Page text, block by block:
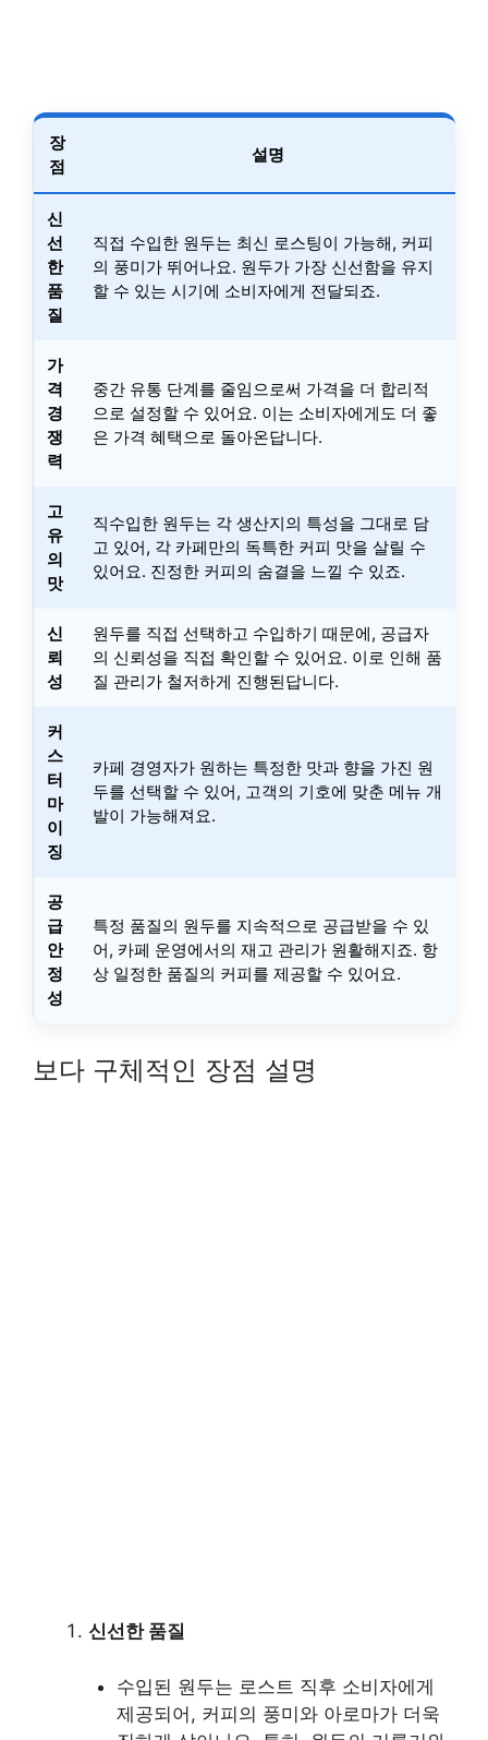
장
점
설명
신
선
한
품
질
직접 수입한 원두는 최신 로스팅이 가능해, 커피
의 풍미가 뛰어나요. 원두가 가장 신선함을 유지
할 수 있는 시기에 소비자에게 전달되죠.
가
격
경
쟁
력
중간 유통 단계를 줄임으로써 가격을 더 합리적
으로 설정할 수 있어요. 이는 소비자에게도 더 좋
은 가격 혜택으로 돌아온답니다.
고
유
의
맛
직수입한 원두는 각 생산지의 특성을 그대로 담
고 있어, 각 카페만의 독특한 커피 맛을 살릴 수
있어요. 진정한 커피의 숨결을 느낄 수 있죠.
신
뢰
성
원두를 직접 선택하고 수입하기 때문에, 공급자
의 신뢰성을 직접 확인할 수 있어요. 이로 인해 품
질 관리가 철저하게 진행된답니다.
커
스
터
마
이
징
카페 경영자가 원하는 특정한 맛과 향을 가진 원
두를 선택할 수 있어, 고객의 기호에 맞춘 메뉴 개
발이 가능해져요.
공
급
안
정
성
특정 품질의 원두를 지속적으로 공급받을 수 있
어, 카페 운영에서의 재고 관리가 원활해지죠. 항
상 일정한 품질의 커피를 제공할 수 있어요.
보다 구체적인 장점 설명
신선한 품질
수입된 원두는 로스트 직후 소비자에게
제공되어, 커피의 풍미와 아로마가 더욱